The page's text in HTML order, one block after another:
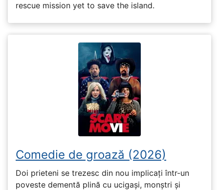
rescue mission yet to save the island.
Comedie de groază (2026)
Doi prieteni se trezesc din nou implicați într-un
poveste dementă plină cu ucigași, monștri și